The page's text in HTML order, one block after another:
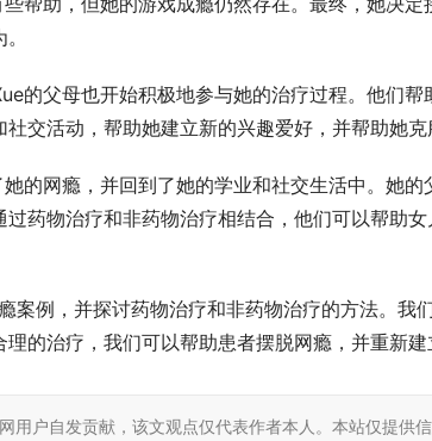
的父母也开始积极地参与她的治疗过程。他们
交活动，帮助她建立新的兴趣爱好，并帮助她克
的网瘾，并回到了她的学业和社交生活中。她
药物治疗和非药物治疗相结合，他们可以帮助
案例，并探讨药物治疗和非药物治疗的方法。我
的治疗，我们可以帮助患者摆脱网瘾，并重新建
用户自发贡献，该文观点仅代表作者本人。本站仅提供